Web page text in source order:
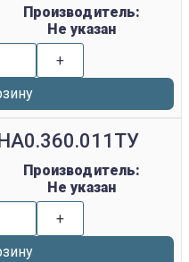
Производитель:
Не указан
+
Производитель:
Не указан
+